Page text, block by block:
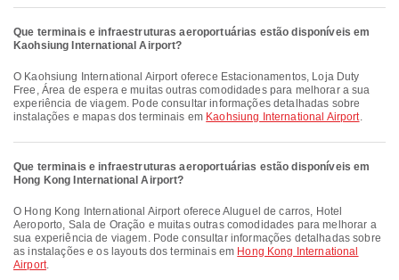
Que terminais e infraestruturas aeroportuárias estão disponíveis em
Kaohsiung International Airport?
O Kaohsiung International Airport oferece Estacionamentos, Loja Duty
Free, Área de espera e muitas outras comodidades para melhorar a sua
experiência de viagem. Pode consultar informações detalhadas sobre
instalações e mapas dos terminais em Kaohsiung International Airport.
Que terminais e infraestruturas aeroportuárias estão disponíveis em
Hong Kong International Airport?
O Hong Kong International Airport oferece Aluguel de carros, Hotel
Aeroporto, Sala de Oração e muitas outras comodidades para melhorar a
sua experiência de viagem. Pode consultar informações detalhadas sobre
as instalações e os layouts dos terminais em Hong Kong International
Airport.